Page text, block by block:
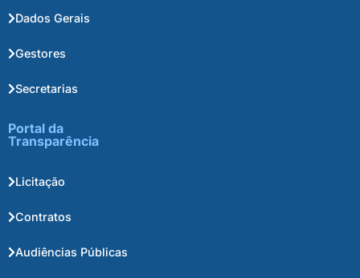
Dados Gerais
Gestores
Secretarias
Portal da
Transparência
Licitação
Contratos
Audiências Públicas